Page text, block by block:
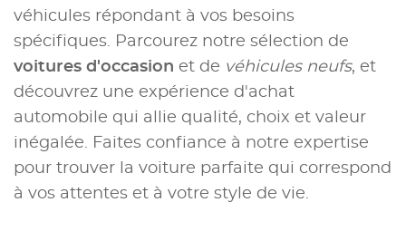
véhicules répondant à vos besoins
spécifiques. Parcourez notre sélection de
voitures d'occasion et de véhicules neufs, et
découvrez une expérience d'achat
automobile qui allie qualité, choix et valeur
inégalée. Faites confiance à notre expertise
pour trouver la voiture parfaite qui correspond
à vos attentes et à votre style de vie.